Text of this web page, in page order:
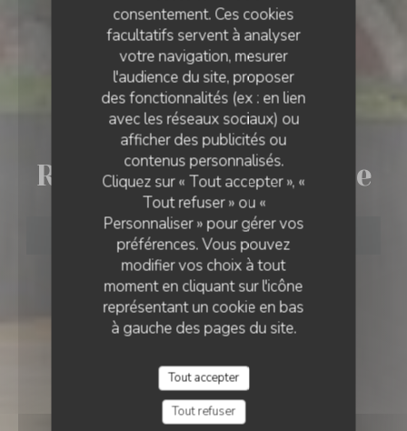
consentement. Ces cookies
facultatifs servent à analyser
votre navigation, mesurer
l'audience du site, proposer
des fonctionnalités (ex : en lien
avec les réseaux sociaux) ou
afficher des publicités ou
contenus personnalisés.
Cliquez sur « Tout accepter », «
Tout refuser » ou «
Personnaliser » pour gérer vos
préférences. Vous pouvez
modifier vos choix à tout
moment en cliquant sur l'icône
représentant un cookie en bas
à gauche des pages du site.
Tout accepter
Tout refuser
• SION
Restaurant La Désalpe
RÉSERVER
RESTAURANT LA DÉSALPE